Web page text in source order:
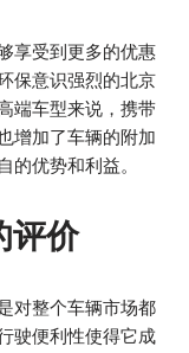
享受到更多的优惠
保意识强烈的北京
端车型来说，携带
增加了车辆的附加
的优势和利益。
评价
对整个车辆市场都
驶便利性使得它成